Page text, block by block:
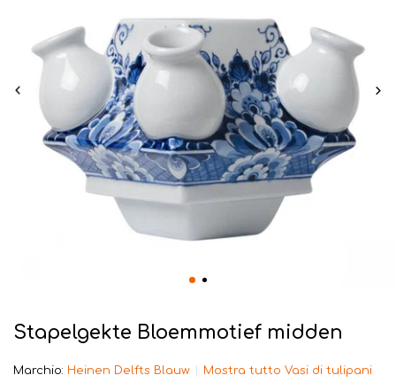
Stapelgekte Bloemmotief midden
Marchio: Heinen Delfts Blauw Mostra tutto Vasi di tulipani